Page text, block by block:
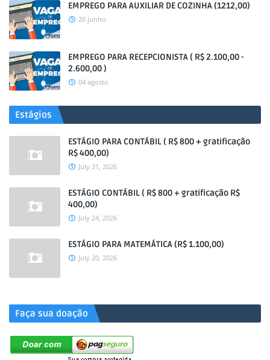
EMPREGO PARA AUXILIAR DE COZINHA (1212,00)
20 junho
EMPREGO PARA RECEPCIONISTA ( R$ 2.100,00 -
2.600,00 )
04 agosto
Estágios
ESTÁGIO PARA CONTÁBIL ( R$ 800 + gratificação
R$ 400,00)
July 31, 2026
ESTÁGIO CONTÁBIL ( R$ 800 + gratificação R$
400,00)
July 24, 2026
ESTÁGIO PARA MATEMÁTICA (R$ 1.100,00)
July 20, 2026
Faça sua doação